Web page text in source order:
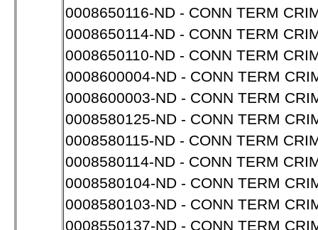
0008650116-ND - CONN TERM
0008650114-ND - CONN TERM
0008650110-ND - CONN TERM
0008600004-ND - CONN TERM
0008600003-ND - CONN TERM
0008580125-ND - CONN TERM
0008580115-ND - CONN TERM
0008580114-ND - CONN TERM
0008580104-ND - CONN TERM
0008580103-ND - CONN TERM
0008550137-ND - CONN TERM